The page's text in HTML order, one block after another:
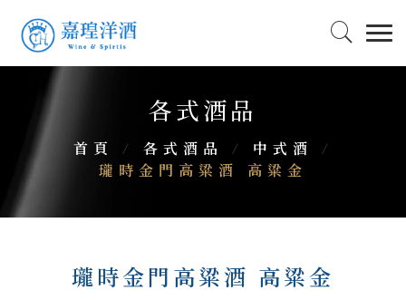
各式酒品
首頁 / 各式酒品 / 中式酒
/
瓏時金門高粱酒 高粱金
瓏時金門高粱酒 高粱金